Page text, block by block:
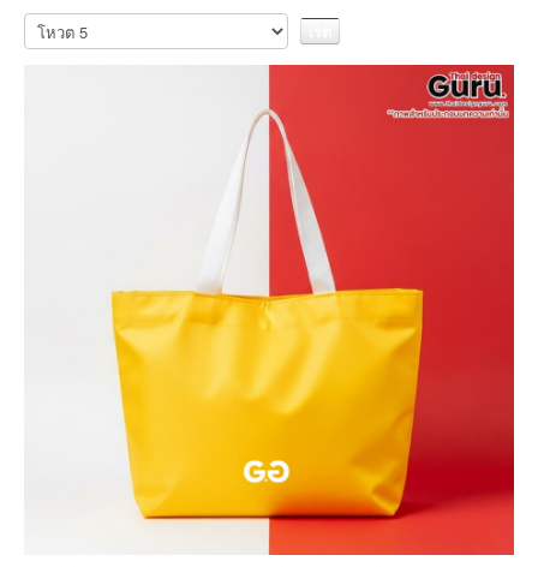
เรต
สมาชิก:5/5
กรุณา
ให้